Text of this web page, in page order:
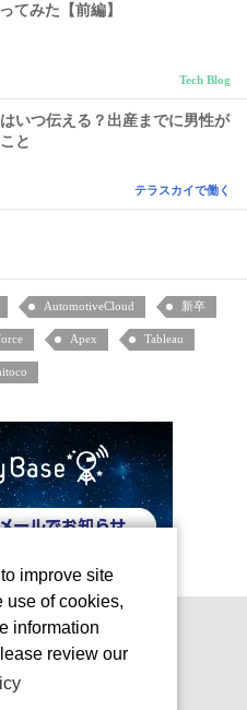
てみた【前編】
Tech Blog
いつ伝える？出産までに男性が
と
テラスカイで働く
AutomotiveCloud 新卒
Apex Tableau
improve site
use of cookies,
information
review our